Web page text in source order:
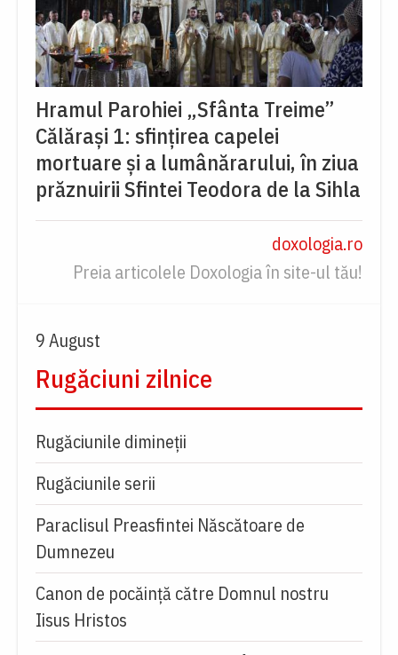
Hramul Parohiei „Sfânta Treime”
Călărași 1: sfințirea capelei
mortuare și a lumânărarului, în ziua
prăznuirii Sfintei Teodora de la Sihla
doxologia.ro
Preia articolele Doxologia în site-ul tău!
9 August
Rugăciuni zilnice
Rugăciunile dimineții
Rugăciunile serii
Paraclisul Preasfintei Născătoare de
Dumnezeu
Canon de pocăință către Domnul nostru
Iisus Hristos